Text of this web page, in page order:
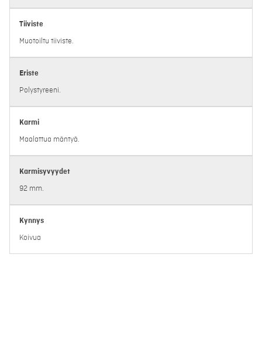
Tiiviste
Muotoiltu tiiviste.
Eriste
Polystyreeni.
Karmi
Maalattua mäntyä.
Karmisyvyydet
92 mm.
Kynnys
Koivua